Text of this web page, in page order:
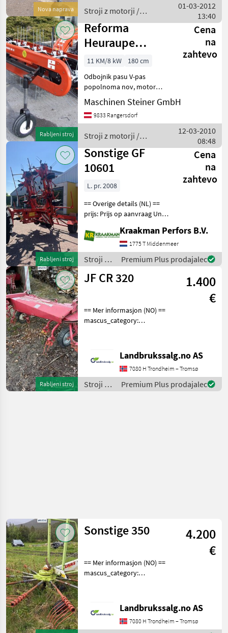
Nova naprava
motorji Tračni obra
Stroji z motorji /
Aebi
01-03-2012
13:40
Rabljeni stroj
Reforma
Heuraupe
reform M12 m.
Honda motor
GX340
Cena
na
zahtevo
11 KM/8 kW
180 cm
Odbojnik pasu V-pas
popolnoma nov, motor
Honda GX340 nov,
pnevmatike 5.00-15 80%,
dvojna kolesa, delovna
Tračni obračalnik/
zgrabljaln
Maschinen Steiner GmbH
9833 Rangersdorf
Stroji z motorji /
Reform
12-03-2010
08:48
Rabljeni stroj
Sonstige GF
10601
Cena
na
zahtevo
L. pr. 2008
== Overige details (NL) ==
prijs: Prijs op aanvraag Unit:
R Kuhn 10601 Werkbreedte:
10, 60m Tandarmen per
rotor: 6 Schudder is in een
go
Kraakman Perfors B.V.
1775 T Middenmeer
Stroji z
motorji /
Sonstige
Premium Plus prodajalec
Rabljeni stroj
JF CR 320
1.400
€
== Mer informasjon (NO) ==
mascus_category:
upon request: 9279 See
en.landbrukssalg.no/9279
for more images Specif
Landbrukssalg.no AS
7080 H Trondheim – Tromsø
Stroji z
motorji /
Premium Plus prodajalec
Sonstige 350
4.200
€
== Mer informasjon (NO) ==
mascus_category:
upon request: 9256 See
en.landbrukssalg.no/9256
for more images Specif
Landbrukssalg.no AS
7080 H Trondheim – Tromsø